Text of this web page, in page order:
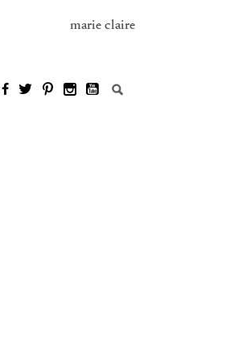
marie claire
Buscar: